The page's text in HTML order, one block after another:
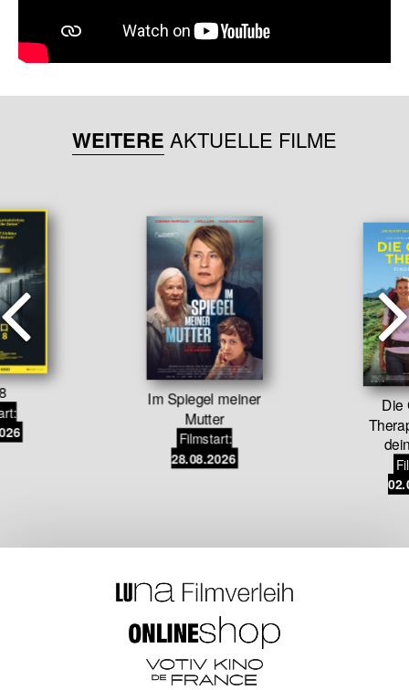
WEITERE AKTUELLE FILME
Im Spiegel meiner
Mutter
Filmstart:
28.08.2026
Die